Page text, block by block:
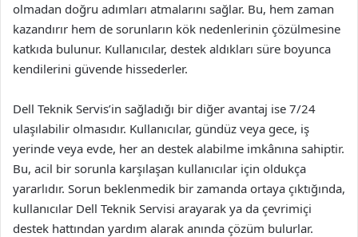
olmadan doğru adımları atmalarını sağlar. Bu, hem zaman
kazandırır hem de sorunların kök nedenlerinin çözülmesine
katkıda bulunur. Kullanıcılar, destek aldıkları süre boyunca
kendilerini güvende hissederler.
Dell Teknik Servis’in sağladığı bir diğer avantaj ise 7/24
ulaşılabilir olmasıdır. Kullanıcılar, gündüz veya gece, iş
yerinde veya evde, her an destek alabilme imkânına sahiptir.
Bu, acil bir sorunla karşılaşan kullanıcılar için oldukça
yararlıdır. Sorun beklenmedik bir zamanda ortaya çıktığında,
kullanıcılar Dell Teknik Servisi arayarak ya da çevrimiçi
destek hattından yardım alarak anında çözüm bulurlar.